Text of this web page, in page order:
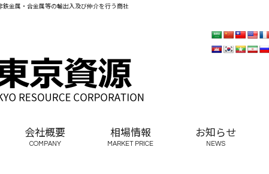
鉄金属・合金属等の輸出入及び仲介を行う商社
会社概要
COMPANY
相場情報
MARKET PRICE
お知らせ
NEWS